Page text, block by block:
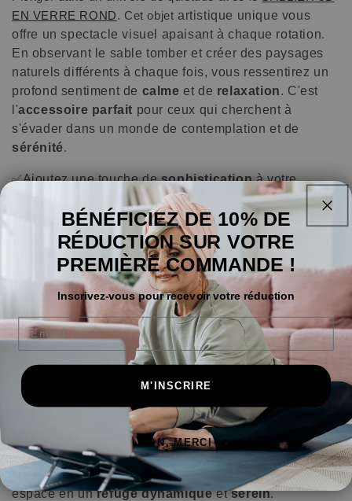
EN VERRE ROND. Cet objetartistique unique vous
offre un spectacle visuel apaisant à chaque rotation.
En observant le sable tomber et créer des paysages
naturels différents à chaque fois, vous ressentirez un
profond sentiment de calme et de relaxation. C'est
l'accessoire parfait pour ceux qui cherchent à
s'évader dans un monde de contemplation et de
sérénité.
✅Ajoutez une touche desophisticationà votre
STATUE DU PENSEUR NORDIQUE
design nordiqueet son art abstrait apportent un
charme unique et relaxant à votre espace. Cette statue
ne se contente pas de décorer ; elle transforme votre
bureau ou salon en unlieu de paixet deréflexion,
rendant chaque moment de méditation encore plus
✅Créez uneambiance marine relaxante
avec le
PROJECTEUR LED D'ONDULATION AQUATIQUE
Ce projecteur imite les ondulations des vagues d'eau
avec ses couleurs lumineuses, offrant ainsi un effet
réduire le stresset l'anxiété
Parfait comme veilleuse pour favoriser un
sommeil
paisible, il égaye aussi les salons et bars avec une
lumière relaxante et invitante. Transformez votre
espace en unrefuge dynamiqueetserein.
BÉNÉFICIEZ DE 10% DE
RÉDUCTION SUR VOTRE
PREMIÈRE COMMANDE !
Inscrivez-vous pour recevoir votre réduction
Email
M'INSCRIRE
NON, MERCI